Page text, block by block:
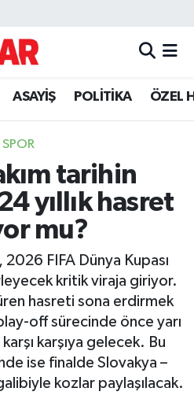
ASAYİŞ POLİTİKA ÖZEL
SPOR
tarihin
yıllık hasret
mu?
2026 FIFA Dünya Kupası
kritik viraja giriyor.
hasreti sona erdirmek
off sürecinde önce yarı
karşıya gelecek. Bu
ise finalde Slovakya –
kozlar paylaşılacak.
ve Fikstür